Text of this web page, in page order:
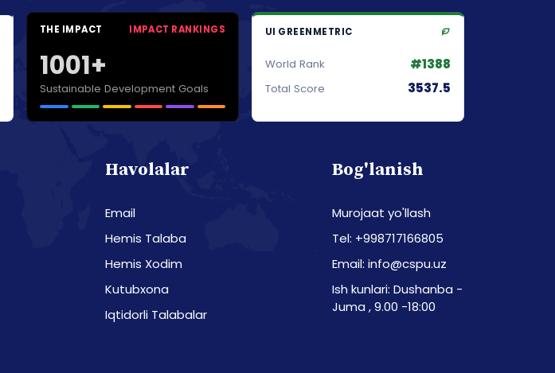
THE IMPACT IMPACT RANKINGS
1001+
Sustainable Development Goals
UI GREENMETRIC
World Rank #1388
Total Score 3537.5
Havolalar
Email
Hemis Talaba
Hemis Xodim
Kutubxona
Iqtidorli Talabalar
Bog'lanish
Murojaat yo'llash
Tel: +998717166805
Email: info@cspu.uz
Ish kunlari: Dushanba -
Juma , 9.00 -18:00